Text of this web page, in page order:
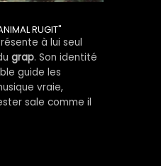
RUGIT"
à lui seul
grap. Son identité
guide les
vraie,
sale comme il